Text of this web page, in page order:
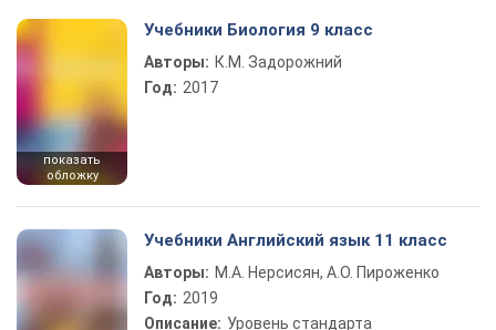
показать
обложку
Учебники Биология 9 класс
Авторы: К.М. Задорожний
Год: 2017
Учебники Английский язык 11 класс
Авторы: М.А. Нерсисян, А.О. Пироженко
Год: 2019
Описание: Уровень стандарта